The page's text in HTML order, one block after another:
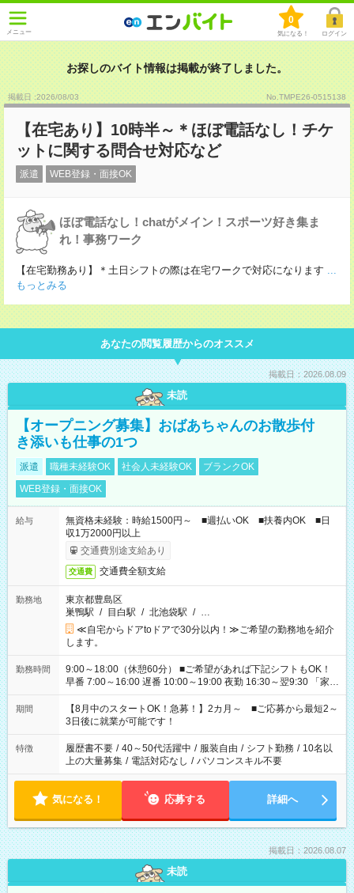
メニュー
0
気になる！ ログイン
お探しのバイト情報は掲載が終了しました。
掲載日 :2026/08/03 No.TMPE26-0515138
【在宅あり】10時半～＊ほぼ電話なし！チケ
ットに関する問合せ対応など
派遣 WEB登録・面接OK
ほぼ電話なし！chatがメイン！スポーツ好き集ま
れ！事務ワーク
【在宅勤務あり】＊土日シフトの際は在宅ワークで対応になります ...
もっとみる
あなたの閲覧履歴からのオススメ
掲載日：2026.08.09
未読
【オープニング募集】おばあちゃんのお散歩付
き添いも仕事の1つ
派遣 職種未経験OK 社会人未経験OK
ブランクOK
WEB登録・面接OK
給与
無資格未経験：時給1500円～ ■週払いOK ■扶養内OK ■日
収1万2000円以上
交通費別途支給あり
交通費 交通費全額支給
勤務地
東京都豊島区
巣鴨駅 / 目白駅 / 北池袋駅 / …
≪自宅からドアtoドアで30分以内！≫ご希望の勤務地を紹介
します。
勤務時間
9:00～18:00（休憩60分） ■ご希望があれば下記シフトもOK！
早番 7:00～16:00 遅番 10:00～19:00 夜勤 16:30～翌9:30 「家族
と休みを合わせたい」 「余裕を持って夕飯の準備がしたい」
「できれば残業はしたくない」 など、ご希望を教えてください
ね。 ※Wワーク希望の方へ 今ご覧のお仕事で希望する勤務時間
と、もう1つのお仕事の勤務時間。 合計で週40時間を超える場
合は応募できません。
期間
【8月中のスタートOK！急募！】2カ月～ ■ご応募から最短2～
3日後に就業が可能です！
特徴 履歴書不要 / 40～50代活躍中 / 服装自由 / シフト勤務 / 10名以
上の大量募集 / 電話対応なし / パソコンスキル不要
気になる！ 応募する 詳細へ
掲載日：2026.08.07
未読